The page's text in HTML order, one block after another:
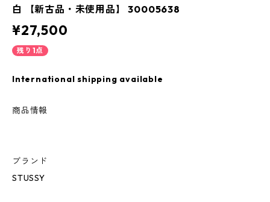
白 【新古品・未使用品】 30005638
¥27,500
残り1点
International shipping available
商品情報
ブランド
STUSSY